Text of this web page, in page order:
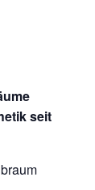
seit